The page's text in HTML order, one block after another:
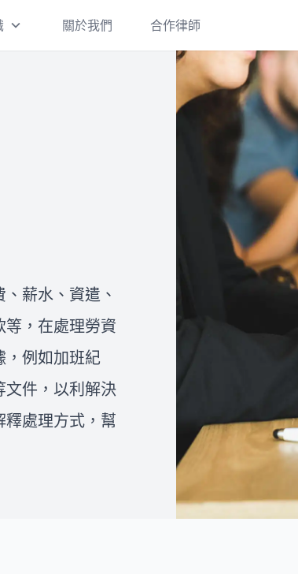
刑事案件一經提告，都會面臨偵
查階段、是否起訴，以及起訴後
的審判和判決確定及執行。 如果
您收到了警詢筆錄通知書、偵查
庭通知書或法院開庭通知書卻不
知道應該如何妥適處理，建議您
盡快和律師進行諮詢，以保障自
己的權益並拿到最有利的結果。
在這裡，我們將提供有關台灣離
婚的三種方式的詳細介紹：協議
離婚、調解離婚和訴訟離婚。此
外，我們還將說明離婚需要注意
養費、探視權，以及夫妻共同財
解在面臨家暴、外遇等情況下是
在下方的文章中找到詳細的解
答。我們希望透過這些資訊，能
夠幫助您克服婚姻中的困境，並
關於我們 合作律師
薪水、資遣、
，在處理勞資
例如加班紀
文件，以利解決
處理方式，幫